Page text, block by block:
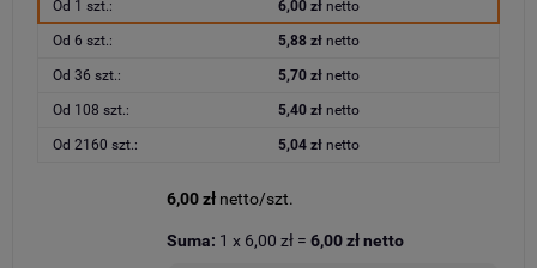
Od 1 szt.:
6,00 złnetto
Od 6 szt.: 5,88 złnetto
Od 36 szt.: 5,70 złnetto
Od 108 szt.: 5,40 złnetto
Od 2160 szt.: 5,04 złnetto
6,00 zł netto/szt.
Suma: 1 x 6,00 zł = 6,00 złnetto